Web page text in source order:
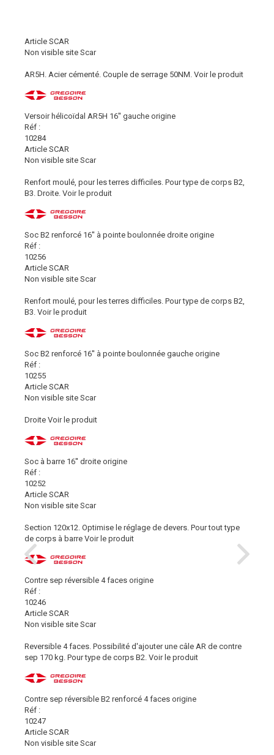
Article SCAR
Non visible site Scar
AR5H. Acier cémenté. Couple de serrage 50NM. Voir le produit
Versoir hélicoïdal AR5H 16'' gauche origine
Réf :
10284
Article SCAR
Non visible site Scar
Renfort moulé, pour les terres difficiles. Pour type de corps B2,
B3. Droite. Voir le produit
Soc B2 renforcé 16'' à pointe boulonnée droite origine
Réf :
10256
Article SCAR
Non visible site Scar
Renfort moulé, pour les terres difficiles. Pour type de corps B2,
B3. Voir le produit
Soc B2 renforcé 16'' à pointe boulonnée gauche origine
Réf :
10255
Article SCAR
Non visible site Scar
Droite Voir le produit
Soc à barre 16'' droite origine
Réf :
10252
Article SCAR
Non visible site Scar
Section 120x12. Optimise le réglage de devers. Pour tout type
de corps à barre Voir le produit
Contre sep réversible 4 faces origine
Réf :
10246
Article SCAR
Non visible site Scar
Reversible 4 faces. Possibilité d'ajouter une câle AR de contre
sep 170 kg. Pour type de corps B2. Voir le produit
Contre sep réversible B2 renforcé 4 faces origine
Réf :
10247
Article SCAR
Non visible site Scar